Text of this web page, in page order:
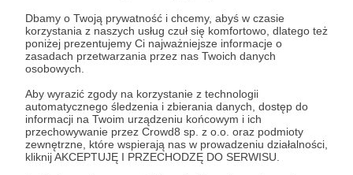
Dbamy o Twoją prywatność i chcemy, abyś w czasie
korzystania z naszych usług czuł się komfortowo, dlatego też
poniżej prezentujemy Ci najważniejsze informacje o
zasadach przetwarzania przez nas Twoich danych
osobowych.
Aby wyrazić zgody na korzystanie z technologii
automatycznego śledzenia i zbierania danych, dostęp do
informacji na Twoim urządzeniu końcowym i ich
przechowywanie przez Crowd8 sp. z o.o. oraz podmioty
zewnętrzne, które wspierają nas w prowadzeniu działalności,
kliknij AKCEPTUJĘ I PRZECHODZĘ DO SERWISU.
Post dostępny tylko dla Patronów
Zostań Patronem
Zaloguj się